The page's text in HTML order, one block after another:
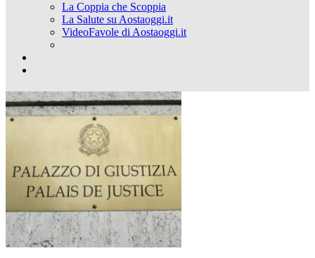
La Coppia che Scoppia
La Salute su Aostaoggi.it
VideoFavole di Aostaoggi.it